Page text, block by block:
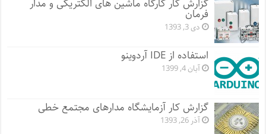
گزارش کار کارگاه ماشین های الکتریکی و مدار
فرمان
دی 3, 1393
استفاده از IDE آردوینو
آبان 4, 1399
گزارش کار آزمایشگاه مدارهای مجتمع خطی
آذر 26, 1393